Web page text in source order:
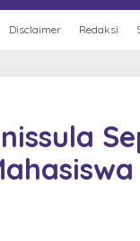
Disclaimer Redaksi